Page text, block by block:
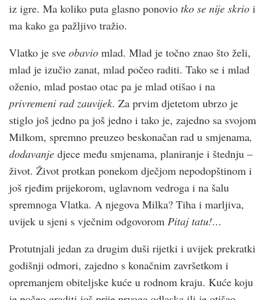
iz igre. Ma koliko puta glasno ponovio tko se nije skrio i
ma kako ga pažljivo tražio.
Vlatko je sve obavio mlad. Mlad je točno znao što želi,
mlad je izučio zanat, mlad počeo raditi. Tako se i mlad
oženio, mlad postao otac pa je mlad otišao i na
privremeni rad zauvijek. Za prvim djetetom ubrzo je
stiglo još jedno pa još jedno i tako je, zajedno sa svojom
Milkom, spremno preuzeo beskonačan rad u smjenama,
dodavanje djece među smjenama, planiranje i štednju –
život. Život protkan ponekom dječjom nepodopštinom i
još rjeđim prijekorom, uglavnom vedroga i na šalu
spremnoga Vlatka. A njegova Milka? Tiha i marljiva,
uvijek u sjeni s vječnim odgovorom Pitaj tatu!…
Protutnjali jedan za drugim duši rijetki i uvijek prekratki
godišnji odmori, zajedno s konačnim završetkom i
opremanjem obiteljske kuće u rodnom kraju. Kuće koju